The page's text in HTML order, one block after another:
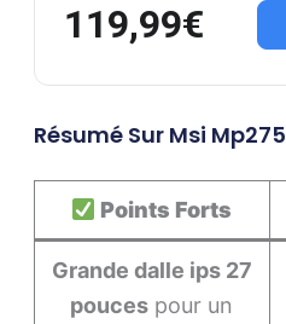
119,99€
Résumé Sur Msi Mp275
Points Forts
Grande dalle ips 27
pouces pour un